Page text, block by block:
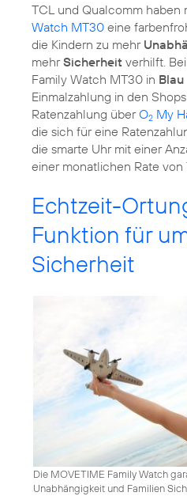
TCL und Qualcomm haben
Watch MT30 eine
die Kindern zu mehr
mehrSicherheit verhilft.
Family Watch MT30 in
Einmalzahlung in den
Ratenzahlung überO2 My
die sich für eine
die smarte Uhr mit einer
einer monatlichen Rate von
Echtzeit-
Funktion für
Sicherheit
Die MOVETIME Family Watch
Unabhängigkeit und Familien